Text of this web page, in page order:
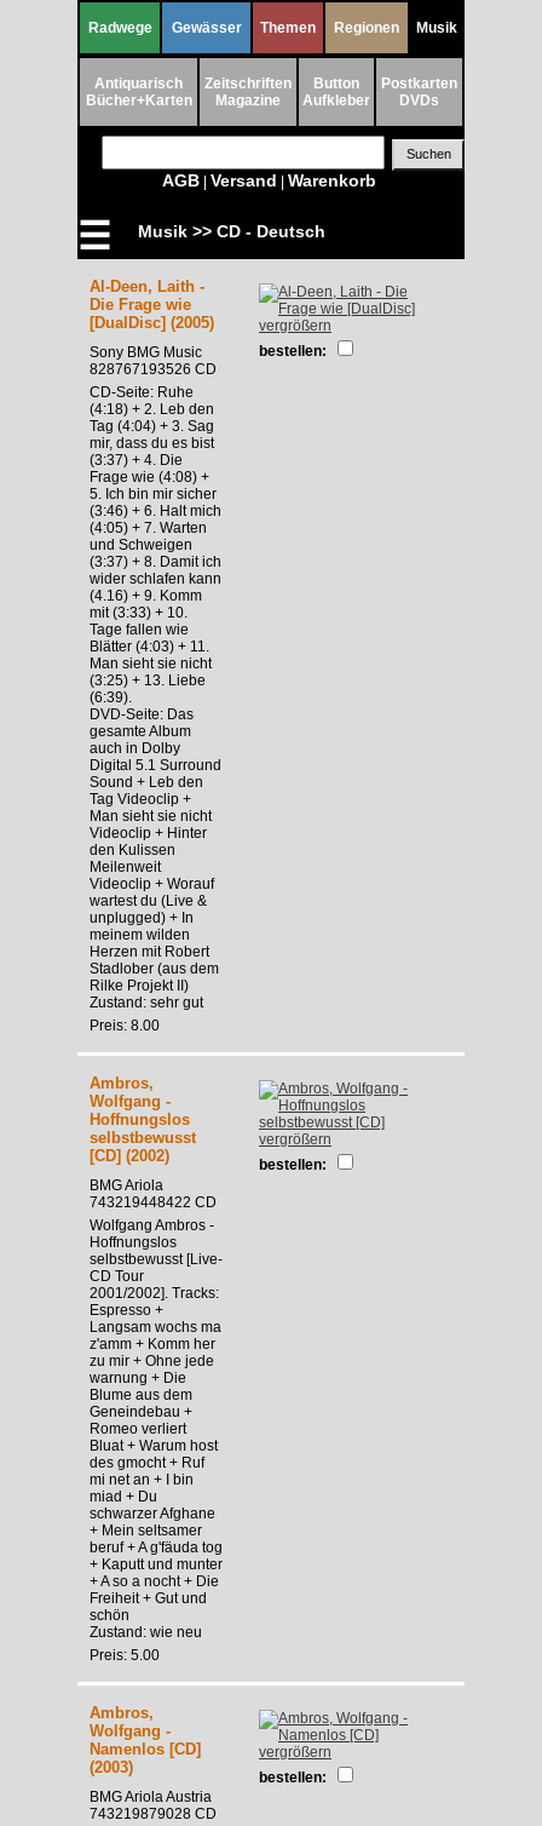
Radwege Gewässer Themen Regionen Musik
Antiquarisch
Bücher+Karten
Zeitschriften
Magazine
Button
Aufkleber
Postkarten
DVDs
AGB | Versand | Warenkorb
☰ Musik >> CD - Deutsch
Al-Deen, Laith -
Die Frage wie
[DualDisc] (2005)
Sony BMG Music
828767193526 CD
CD-Seite: Ruhe
(4:18) + 2. Leb den
Tag (4:04) + 3. Sag
mir, dass du es bist
(3:37) + 4. Die
Frage wie (4:08) +
5. Ich bin mir sicher
(3:46) + 6. Halt mich
(4:05) + 7. Warten
und Schweigen
(3:37) + 8. Damit ich
wider schlafen kann
(4.16) + 9. Komm
mit (3:33) + 10.
Tage fallen wie
Blätter (4:03) + 11.
Man sieht sie nicht
(3:25) + 13. Liebe
(6:39).
DVD-Seite: Das
gesamte Album
auch in Dolby
Digital 5.1 Surround
Sound + Leb den
Tag Videoclip +
Man sieht sie nicht
Videoclip + Hinter
den Kulissen
Meilenweit
Videoclip + Worauf
wartest du (Live &
unplugged) + In
meinem wilden
Herzen mit Robert
Stadlober (aus dem
Rilke Projekt II)
Zustand: sehr gut
Preis: 8.00
vergrößern
bestellen:
Ambros,
Wolfgang -
Hoffnungslos
selbstbewusst
[CD] (2002)
BMG Ariola
743219448422 CD
Wolfgang Ambros -
Hoffnungslos
selbstbewusst [Live-
CD Tour
2001/2002]. Tracks:
Espresso +
Langsam wochs ma
z'amm + Komm her
zu mir + Ohne jede
warnung + Die
Blume aus dem
Geneindebau +
Romeo verliert
Bluat + Warum host
des gmocht + Ruf
mi net an + I bin
miad + Du
schwarzer Afghane
+ Mein seltsamer
beruf + A g'fäuda tog
+ Kaputt und munter
+ A so a nocht + Die
Freiheit + Gut und
schön
Zustand: wie neu
Preis: 5.00
vergrößern
bestellen:
Ambros,
Wolfgang -
Namenlos [CD]
(2003)
BMG Ariola Austria
743219879028 CD
vergrößern
bestellen: